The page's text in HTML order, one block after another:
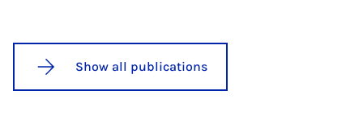
Show all publications